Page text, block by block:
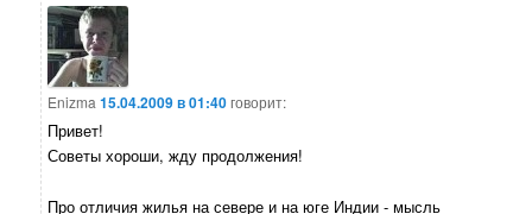
Enizma15.04.2009 в 01:40говорит:
Привет!
Советы хороши, жду продолжения!
Про отличия жилья на севере и на юге Индии - мысль